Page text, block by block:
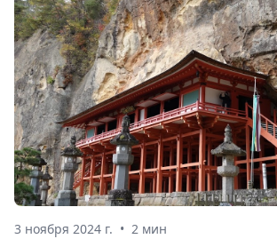
3 ноября 2024 г. • 2 мин